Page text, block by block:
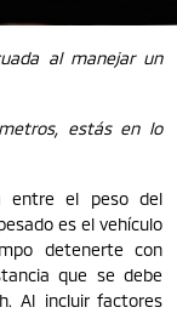
al manejar un
estás en lo
entre el peso del
es el vehículo
detenerte con
que se debe
Al incluir factores